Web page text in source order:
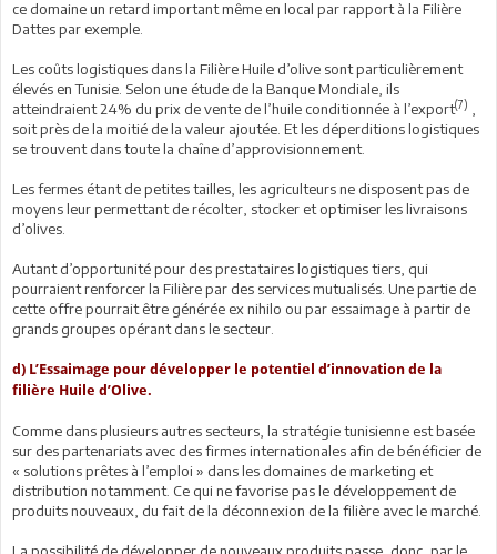
ce domaine un retard important même en local par rapport à la Filière
Dattes par exemple.
Les coûts logistiques dans la Filière Huile d’olive sont particulièrement
élevés en Tunisie. Selon une étude de la Banque Mondiale, ils
atteindraient 24% du prix de vente de l’huile conditionnée à l’export(7)
soit près de la moitié de la valeur ajoutée. Et les déperditions logistiques
se trouvent dans toute la chaîne d’approvisionnement.
Les fermes étant de petites tailles, les agriculteurs ne disposent pas de
moyens leur permettant de récolter, stocker et optimiser les livraisons
d’olives.
Autant d’opportunité pour des prestataires logistiques tiers, qui
pourraient renforcer la Filière par des services mutualisés. Une partie de
cette offre pourrait être générée ex nihilo ou par essaimage à partir de
grands groupes opérant dans le secteur.
d) L’Essaimage pour développer le potentiel d’innovation de la
filière Huile d’Olive.
Comme dans plusieurs autres secteurs, la stratégie tunisienne est basée
sur des partenariats avec des firmes internationales afin de bénéficier de
« solutions prêtes à l’emploi » dans les domaines de marketing et
distribution notamment. Ce qui ne favorise pas le développement de
produits nouveaux, du fait de la déconnexion de la filière avec le marché.